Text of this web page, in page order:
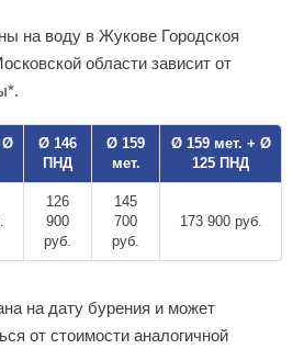
на воду в Жукове Городскоя
области зависит от
Ø
Ø 146
ПНД
Ø 159
мет.
Ø 159 мет. + Ø
125 ПНД
126
900
руб.
145
700
руб.
173 900 руб.
на дату бурения и может
от стоимости аналогичной